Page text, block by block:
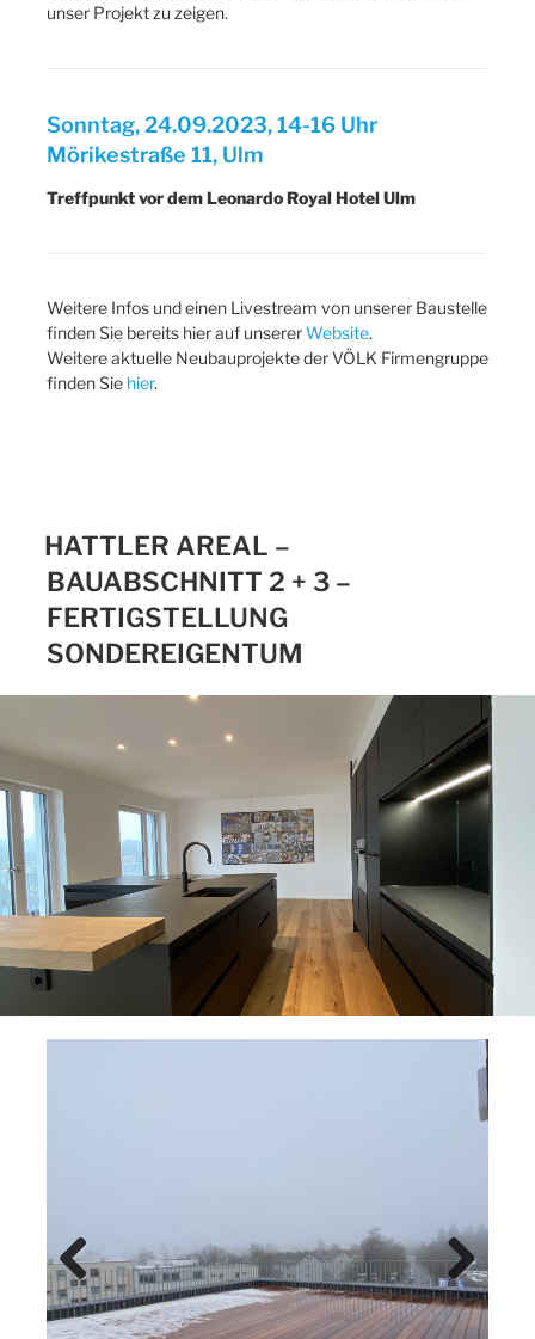
unser Projekt zu zeigen.
Sonntag, 24.09.2023, 14-16 Uhr
Mörikestraße 11, Ulm
Treffpunkt vor dem Leonardo Royal Hotel Ulm
Weitere Infos und einen Livestream von unserer Baustelle
finden Sie bereits hier auf unsererWebsite.
Weitere aktuelle Neubauprojekte der VÖLK Firmengruppe
finden Sie hier.
HATTLER AREAL –
BAUABSCHNITT 2 + 3 –
FERTIGSTELLUNG
SONDEREIGENTUM
Previ
ous
Next